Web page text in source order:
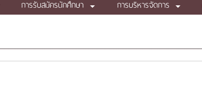
การรับสมัครนักศึกษา การบริหารจัดการ